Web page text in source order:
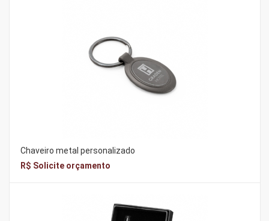
Chaveiro metal personalizado
R$ Solicite orçamento